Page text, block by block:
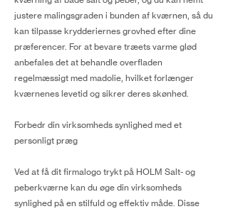
justere malingsgraden i bunden af kværnen, så du
kan tilpasse krydderiernes grovhed efter dine
præferencer. For at bevare træets varme glød
anbefales det at behandle overfladen
regelmæssigt med madolie, hvilket forlænger
kværnenes levetid og sikrer deres skønhed.
Forbedr din virksomheds synlighed med et
personligt præg
Ved at få dit firmalogo trykt på HOLM Salt- og
peberkværne kan du øge din virksomheds
synlighed på en stilfuld og effektiv måde. Disse